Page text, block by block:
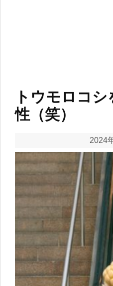
トウモロコ
性（笑）
2024